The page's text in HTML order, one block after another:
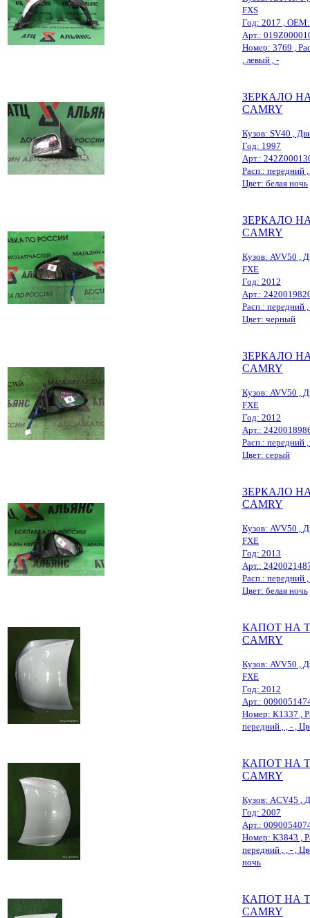
FXS
Год: 2017 ,
Арт.:
Номер: 3769 ,
, левый , -
ЗЕРКАЛО
CAMRY
Кузов: SV40 ,
Год: 1997
Арт.:
Расп.: передний
Цвет: белая ночь
ЗЕРКАЛО
CAMRY
Кузов: AVV50 ,
FXE
Год: 2012
Арт.:
Расп.: передний
Цвет: черный
ЗЕРКАЛО
CAMRY
Кузов: AVV50 ,
FXE
Год: 2012
Арт.:
Расп.: передний
Цвет: серый
ЗЕРКАЛО
CAMRY
Кузов: AVV50 ,
FXE
Год: 2013
Арт.:
Расп.: передний
Цвет: белая ночь
КАПОТ НА
CAMRY
Кузов: AVV50 ,
FXE
Год: 2012
Арт.:
Номер: К1337 ,
передний , , - ,
КАПОТ НА
CAMRY
Кузов: ACV45 ,
Год: 2007
Арт.:
Номер: К3843 ,
передний , , - ,
ночь
КАПОТ НА
CAMRY